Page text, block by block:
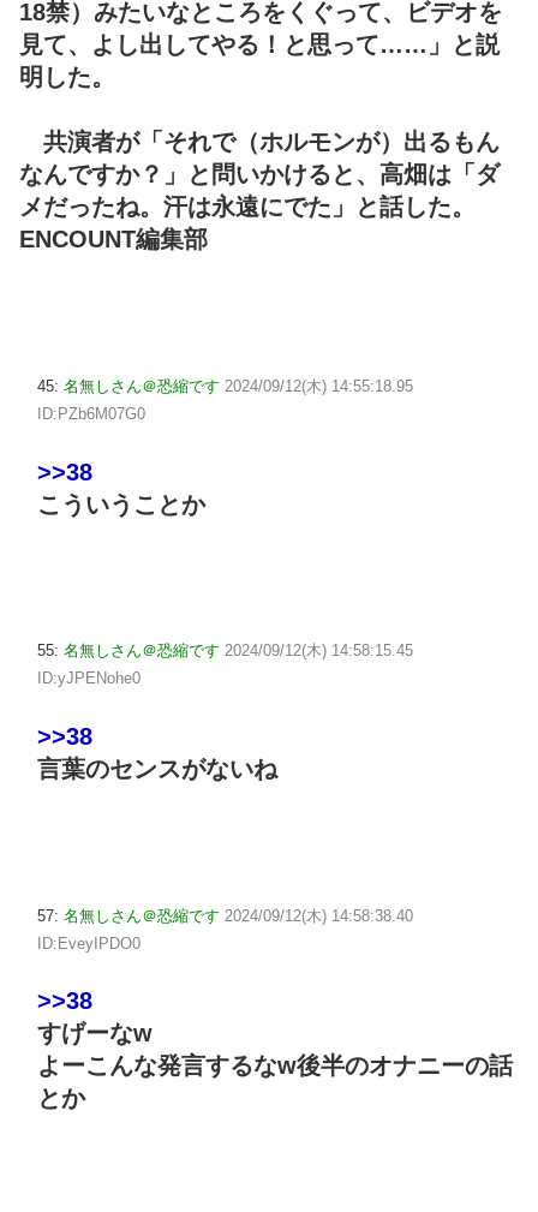
18禁）みたいなところをくぐって、ビデオを
見て、よし出してやる！と思って……」と説
明した。
共演者が「それで（ホルモンが）出るもん
なんですか？」と問いかけると、高畑は「ダ
メだったね。汗は永遠にでた」と話した。
ENCOUNT編集部
45: 名無しさん＠恐縮です 2024/09/12(木) 14:55:18.95
ID:PZb6M07G0
>>38
こういうことか
55: 名無しさん＠恐縮です 2024/09/12(木) 14:58:15.45
ID:yJPENohe0
>>38
言葉のセンスがないね
57: 名無しさん＠恐縮です 2024/09/12(木) 14:58:38.40
ID:EveyIPDO0
>>38
すげーなw
よーこんな発言するなw後半のオナニーの話
とか